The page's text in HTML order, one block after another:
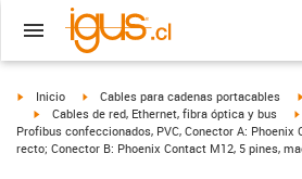
igus-icon-arrow-right
Inicio igus-icon-arrow-right
Cables para cadenas portacables
igus-icon-arrow-right
Cables de red, Ethernet, fibra óptica y bus
Profibus confeccionados, PVC, Conector A: Phoenix
recto; Conector B: Phoenix Contact M12, 5 pines,